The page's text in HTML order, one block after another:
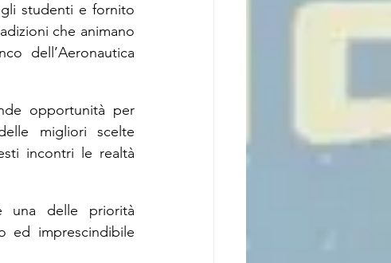
studenti e fornito
che animano
dell’Aeronautica
opportunità per
migliori scelte
incontri le realtà
una delle priorità
ed imprescindibile